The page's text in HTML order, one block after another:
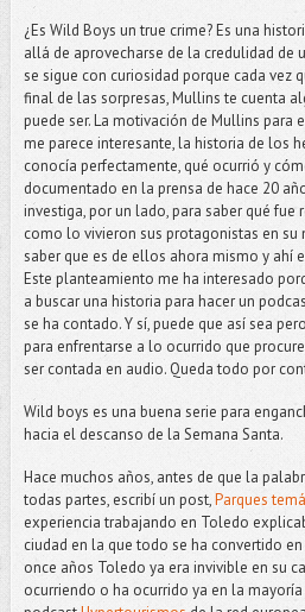
¿Es Wild Boys un true crime? Es una
allá de aprovecharse de la credulidad de
se sigue con curiosidad porque cada vez
final de las sorpresas, Mullins te cuenta
puede ser. La motivación de Mullins para
me parece interesante, la historia de los
conocía perfectamente, qué ocurrió y
documentado en la prensa de hace 20
investiga, por un lado, para saber qué
como lo vivieron sus protagonistas en su
saber que es de ellos ahora mismo y ahí
Este planteamiento me ha interesado
a buscar una historia para hacer un
se ha contado. Y sí, puede que así sea
para enfrentarse a lo ocurrido que
ser contada en audio. Queda todo por
Wild boys es una buena serie para
hacia el descanso de la Semana Santa.
Hace muchos años, antes de que la
todas partes, escribí un post,Parques
experiencia trabajando en Toledo
ciudad en la que todo se ha convertido
once años Toledo ya era invivible en su
ocurriendo o ha ocurrido ya en la